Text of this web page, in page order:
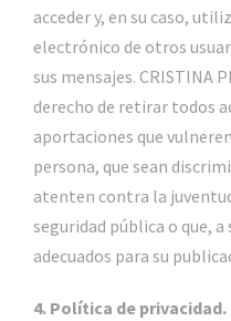
acceder y, en su caso,
electrónico de otros
sus mensajes. CRISTINA
derecho de retirar todos
aportaciones que
persona, que sean
atenten contra la
seguridad pública o que,
adecuados para su
4. Política de privacidad.